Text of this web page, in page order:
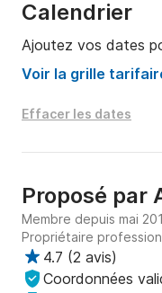
(masque et palmes),
gilets de sauvetage,
les dauphins et des
**Horaires de
Nous proposons 2
Calendrier
Ajoutez vos dates
Voir la grille
Effacer les dates
Proposé par
Membre depuis mai
Propriétaire
4.7 (2 avis)
Coordonnées